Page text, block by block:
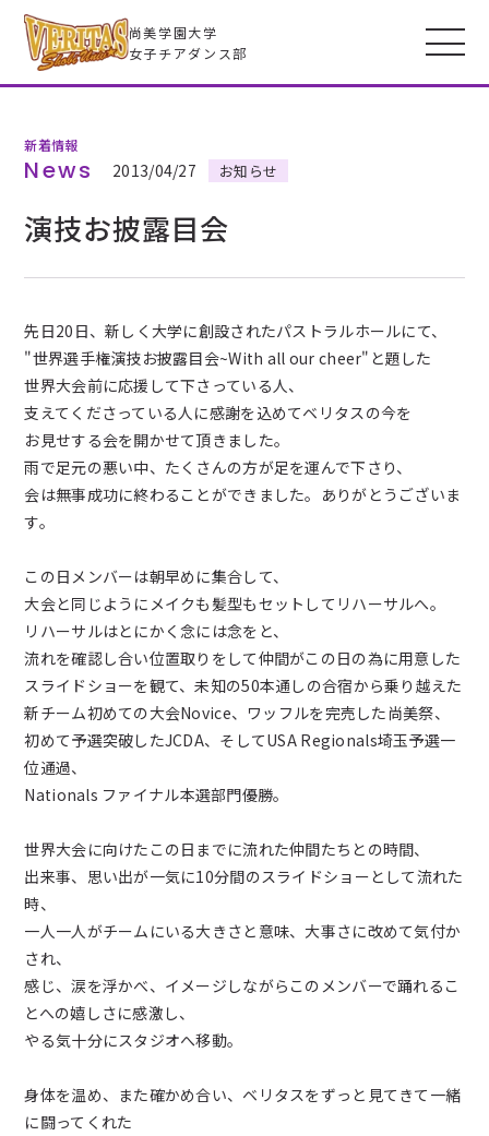
尚美学園大学
女子チアダンス部
VERITASとは
メンバー
全米大会
高校生のみなさんへ
新着情報
ブログ
お問い合わせ
よくあるご質問
女子チアダンス部諸規定
プライバシーポリシー
新着情報
News 2013/04/27 お知らせ
演技お披露目会
先日20日、新しく大学に創設されたパストラルホールにて、
"世界選手権演技お披露目会~With all our cheer"と題した
世界大会前に応援して下さっている人、
支えてくださっている人に感謝を込めてベリタスの今を
お見せする会を開かせて頂きました。
雨で足元の悪い中、たくさんの方が足を運んで下さり、
会は無事成功に終わることができました。ありがとうございま
す。
この日メンバーは朝早めに集合して、
大会と同じようにメイクも髪型もセットしてリハーサルへ。
リハーサルはとにかく念には念をと、
流れを確認し合い位置取りをして仲間がこの日の為に用意した
スライドショーを観て、未知の50本通しの合宿から乗り越えた
新チーム初めての大会Novice、ワッフルを完売した尚美祭、
初めて予選突破したJCDA、そしてUSA Regionals埼玉予選一
位通過、
Nationals ファイナル本選部門優勝。
世界大会に向けたこの日までに流れた仲間たちとの時間、
出来事、思い出が一気に10分間のスライドショーとして流れた
時、
一人一人がチームにいる大きさと意味、大事さに改めて気付か
され、
感じ、涙を浮かべ、イメージしながらこのメンバーで踊れるこ
とへの嬉しさに感激し、
やる気十分にスタジオへ移動。
身体を温め、また確かめ合い、ベリタスをずっと見てきて一緒
に闘ってくれた